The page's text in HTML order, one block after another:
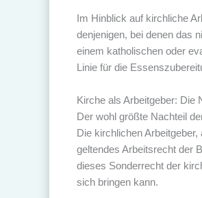
Im Hinblick auf kirchliche
denjenigen, bei denen das
einem katholischen oder
Linie für die
Kirche als Arbeitgeber: Die
Der wohl größte Nachteil
Die kirchlichen
geltendes Arbeitsrecht der
dieses Sonderrecht der
sich bringen kann.